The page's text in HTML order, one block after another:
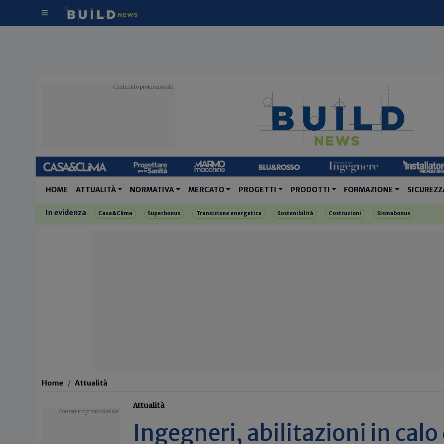
HOME ATTUALITÀ NORMATIVA MERCATO PROGETTI PRODOTTI FORMAZIONE
In evidenza Casa&Clima Superbonus Transizione energetica Sostenibilità Costruzioni Sismabonus
Home Attualità
Attualità
Ingegneri, abilitazioni in calo